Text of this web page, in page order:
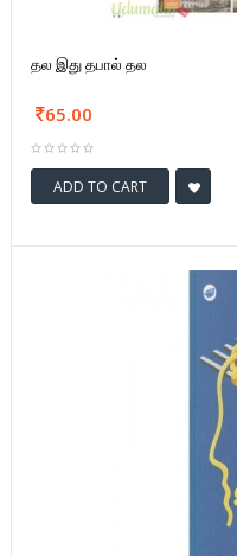
தல இது தபால் தல
65.00
ADD TO CART